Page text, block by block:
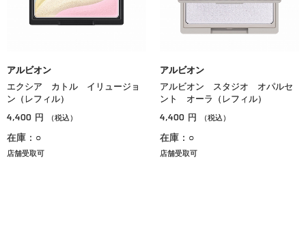
アルビオン
エクシア カトル イリュージョ
ン（レフィル）
4,400 円 （税込）
在庫：○
店舗受取可
アルビオン
アルビオン スタジオ オパルセ
ント オーラ（レフィル）
4,400 円 （税込）
在庫：○
店舗受取可